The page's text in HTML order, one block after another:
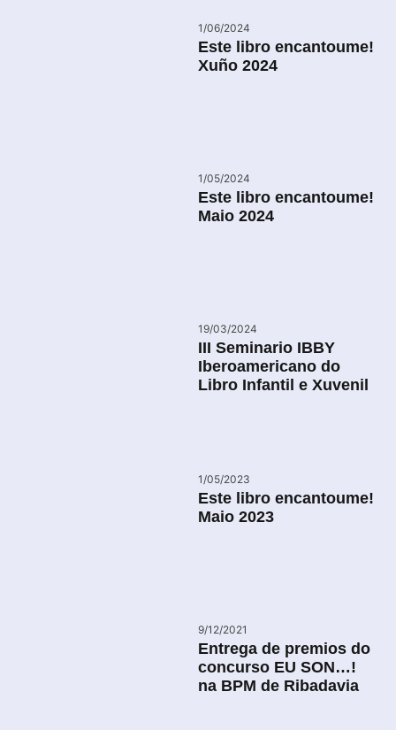
1/06/2024
Este libro encantoume!
Xuño 2024
1/05/2024
Este libro encantoume!
Maio 2024
19/03/2024
III Seminario IBBY
Iberoamericano do
Libro Infantil e Xuvenil
1/05/2023
Este libro encantoume!
Maio 2023
9/12/2021
Entrega de premios do
concurso EU SON…!
na BPM de Ribadavia